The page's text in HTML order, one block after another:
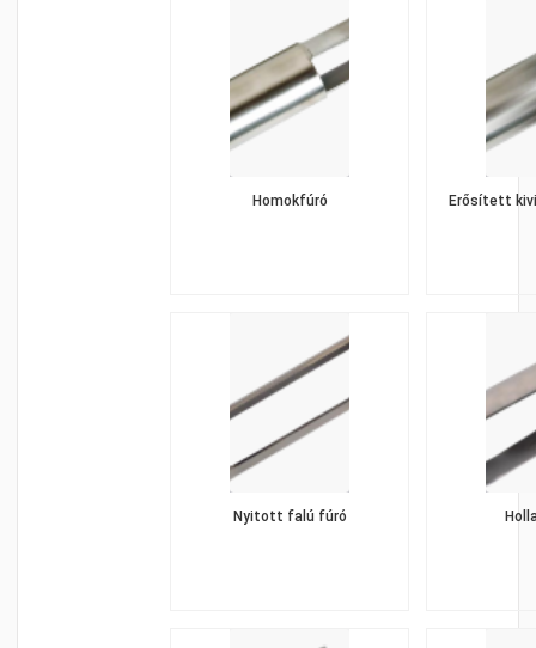
Homokfúró Erősített
Nyitott falú fúró